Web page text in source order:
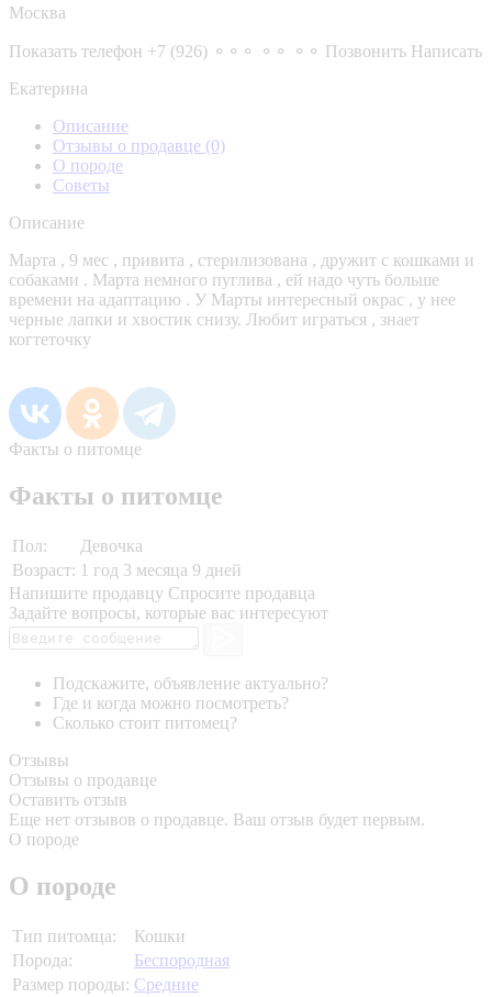
Москва
Показать телефон +7 (926) ⚬⚬⚬ ⚬⚬ ⚬⚬ Позвонить Написать
Екатерина
Описание
Отзывы о продавце (0)
О породе
Советы
Описание
Марта , 9 мес , привита , стерилизована , дружит с кошками и
собаками . Марта немного пуглива , ей надо чуть больше
времени на адаптацию . У Марты интересный окрас , у нее
черные лапки и хвостик снизу. Любит играться , знает
когтеточку
Факты о питомце
Факты о питомце
Пол:
Девочка
Возраст: 1 год 3 месяца 9 дней
Напишите продавцу Спросите продавца
Задайте вопросы, которые вас интересуют
Подскажите, объявление актуально?
Где и когда можно посмотреть?
Сколько стоит питомец?
Отзывы
Отзывы о продавце
Оставить отзыв
Еще нет отзывов о продавце. Ваш отзыв будет первым.
О породе
О породе
Тип питомца:
Кошки
Порода:
Беспородная
Размер породы: Средние